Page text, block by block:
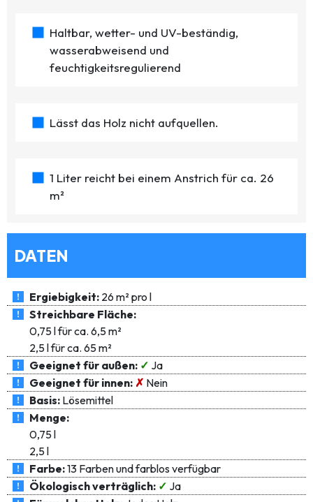
Haltbar, wetter- und UV-beständig,
wasserabweisend und
feuchtigkeitsregulierend
Lässt das Holz nicht aufquellen.
1 Liter reicht bei einem Anstrich für ca. 26
m²
DATEN
Ergiebigkeit: 26 m² pro l
Streichbare Fläche:
0,75 l für ca. 6,5 m²
2,5 l für ca. 65 m²
Geeignet für außen: ✓ Ja
Geeignet für innen: ✗ Nein
Basis: Lösemittel
Menge:
0,75 l
2,5 l
Farbe:13 Farben und farblos verfügbar
Ökologisch verträglich: ✓ Ja